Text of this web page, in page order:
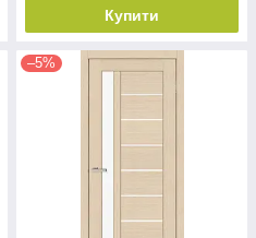
Купити
–5%